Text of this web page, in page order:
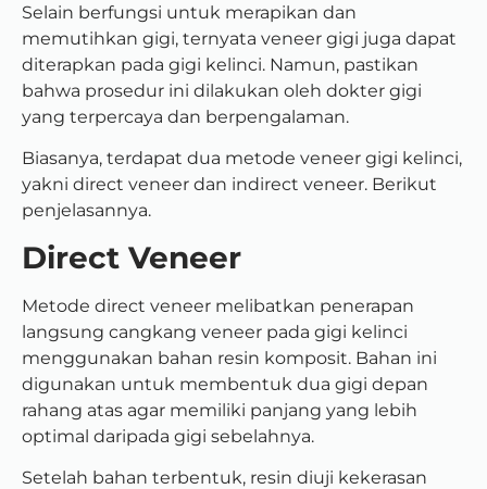
Selain berfungsi untuk merapikan dan
memutihkan gigi, ternyata veneer gigi juga dapat
diterapkan pada gigi kelinci. Namun, pastikan
bahwa prosedur ini dilakukan oleh dokter gigi
yang terpercaya dan berpengalaman.
Biasanya, terdapat dua metode veneer gigi kelinci,
yakni direct veneer dan indirect veneer. Berikut
penjelasannya.
Direct Veneer
Metode direct veneer melibatkan penerapan
langsung cangkang veneer pada gigi kelinci
menggunakan bahan resin komposit. Bahan ini
digunakan untuk membentuk dua gigi depan
rahang atas agar memiliki panjang yang lebih
optimal daripada gigi sebelahnya.
Setelah bahan terbentuk, resin diuji kekerasan